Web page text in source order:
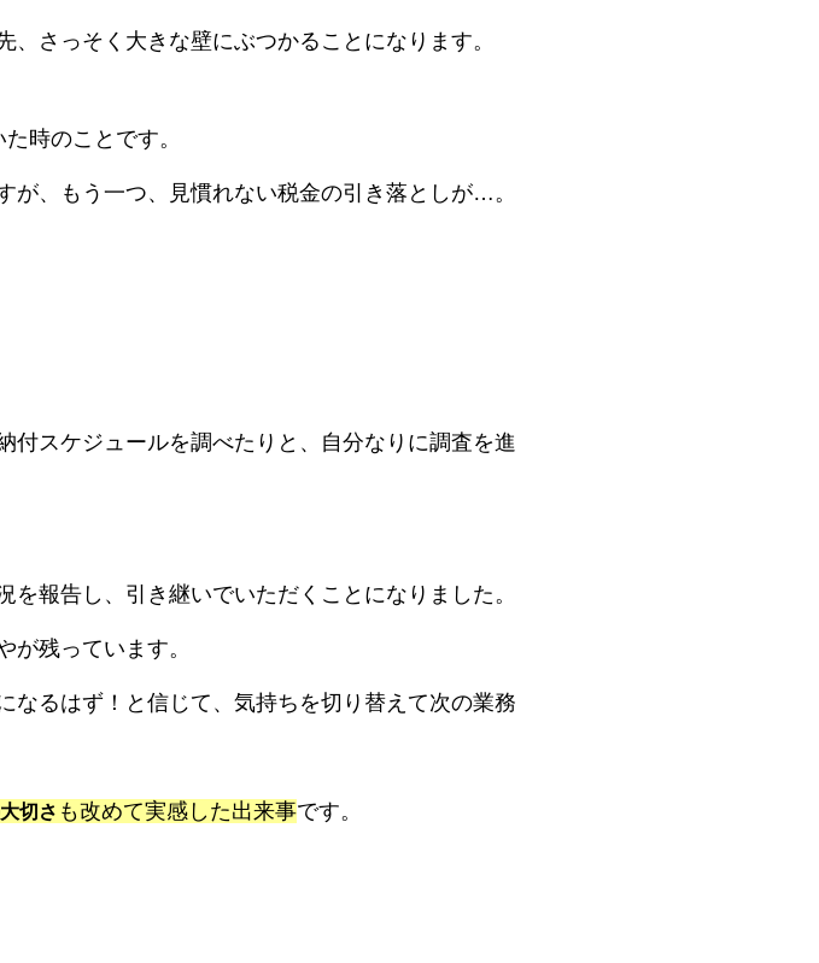
、さっそく大きな壁にぶつかることになります。
時のことです。
が、もう一つ、見慣れない税金の引き落としが…。
スケジュールを調べたりと、自分なりに調査を進
報告し、引き継いでいただくことになりました。
が残っています。
なるはず！と信じて、気持ちを切り替えて次の業務
切さ も改めて実感した出来事です。
事務所概要